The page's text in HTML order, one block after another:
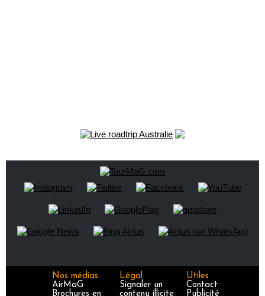
Nos médias
AirMaG
Brochures en
Légal
Signaler un
contenu illicite
Utiles
Contact
Publicité